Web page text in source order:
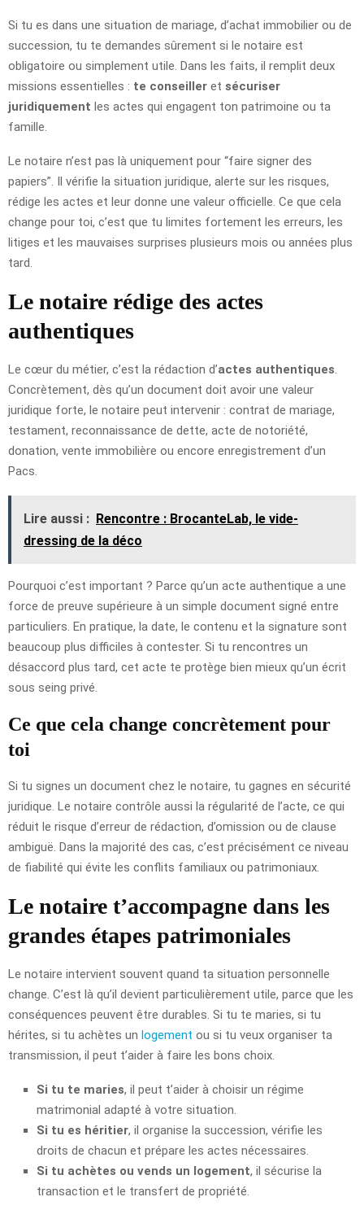
Si tu es dans une situation de mariage, d’achat immobilier ou de
succession, tu te demandes sûrement si le notaire est
obligatoire ou simplement utile. Dans les faits, il remplit deux
missions essentielles : te conseiller et sécuriser
juridiquement les actes qui engagent ton patrimoine ou ta
famille.
Le notaire n’est pas là uniquement pour “faire signer des
papiers”. Il vérifie la situation juridique, alerte sur les risques,
rédige les actes et leur donne une valeur officielle. Ce que cela
change pour toi, c’est que tu limites fortement les erreurs, les
litiges et les mauvaises surprises plusieurs mois ou années plus
tard.
Le notaire rédige des actes
authentiques
Le cœur du métier, c’est la rédaction d’actes authentiques
Concrètement, dès qu’un document doit avoir une valeur
juridique forte, le notaire peut intervenir : contrat de mariage,
testament, reconnaissance de dette, acte de notoriété,
donation, vente immobilière ou encore enregistrement d’un
Pacs.
Lire aussi : Rencontre : BrocanteLab, le vide-
dressing de la déco
Pourquoi c’est important ? Parce qu’un acte authentique a une
force de preuve supérieure à un simple document signé entre
particuliers. En pratique, la date, le contenu et la signature sont
beaucoup plus difficiles à contester. Si tu rencontres un
désaccord plus tard, cet acte te protège bien mieux qu’un écrit
sous seing privé.
Ce que cela change concrètement pour
toi
Si tu signes un document chez le notaire, tu gagnes en sécurité
juridique. Le notaire contrôle aussi la régularité de l’acte, ce qui
réduit le risque d’erreur de rédaction, d’omission ou de clause
ambiguë. Dans la majorité des cas, c’est précisément ce niveau
de fiabilité qui évite les conflits familiaux ou patrimoniaux.
Le notaire t’accompagne dans les
grandes étapes patrimoniales
Le notaire intervient souvent quand ta situation personnelle
change. C’est là qu’il devient particulièrement utile, parce que les
conséquences peuvent être durables. Si tu te maries, si tu
hérites, si tu achètes un logement ou si tu veux organiser ta
transmission, il peut t’aider à faire les bons choix.
Si tu te maries, il peut t’aider à choisir un régime
matrimonial adapté à votre situation.
Si tu es héritier, il organise la succession, vérifie les
droits de chacun et prépare les actes nécessaires.
Si tu achètes ou vends un logement, il sécurise la
transaction et le transfert de propriété.